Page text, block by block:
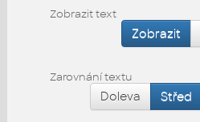
Zobrazit text
Zobrazit
Zarovnání textu
Doleva Střed